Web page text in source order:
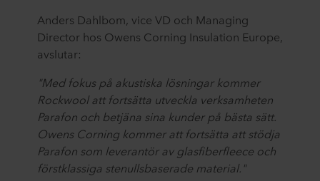
Anders Dahlbom, vice VD och Managing
Director hos Owens Corning Insulation Europe,
avslutar:
"Med fokus på akustiska lösningar kommer
Rockwool att fortsätta utveckla verksamheten
Parafon och betjäna sina kunder på bästa sätt.
Owens Corning kommer att fortsätta att stödja
Parafon som leverantör av glasfiberfleece och
förstklassiga stenullsbaserade material."